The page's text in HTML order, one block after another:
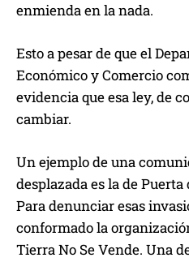
enmienda en la nada.
Esto a pesar de que el
Económico y Comercio
evidencia que esa ley, de
cambiar.
Un ejemplo de una
desplazada es la de
Para denunciar esas
conformado la
Tierra No Se Vende. Una